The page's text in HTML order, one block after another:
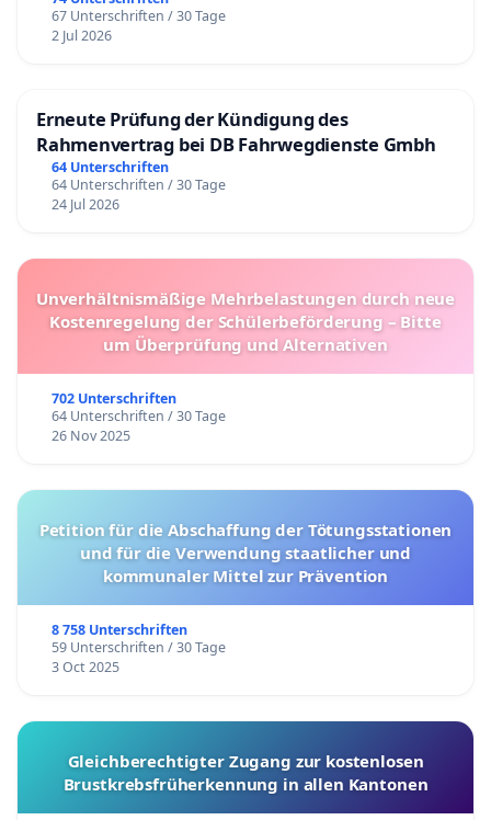
67 Unterschriften / 30 Tage
2 Jul 2026
Erneute Prüfung der Kündigung des
Rahmenvertrag bei DB Fahrwegdienste Gmbh
64 Unterschriften
64 Unterschriften / 30 Tage
24 Jul 2026
Unverhältnismäßige Mehrbelastungen durch neue
Kostenregelung der Schülerbeförderung – Bitte
um Überprüfung und Alternativen
702 Unterschriften
64 Unterschriften / 30 Tage
26 Nov 2025
Petition für die Abschaffung der Tötungsstationen
und für die Verwendung staatlicher und
kommunaler Mittel zur Prävention
8 758 Unterschriften
59 Unterschriften / 30 Tage
3 Oct 2025
Gleichberechtigter Zugang zur kostenlosen
Brustkrebsfrüherkennung in allen Kantonen